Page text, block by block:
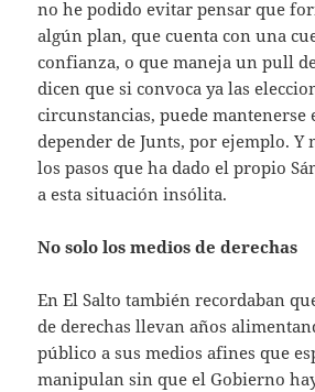
no he podido evitar pensar que
algún plan, que cuenta con una
confianza, o que maneja un pull
dicen que si convoca ya las
circunstancias, puede mantenerse
depender de Junts, por ejemplo. Y
los pasos que ha dado el propio
a esta situación insólita.
No solo los medios de derechas
En El Salto también recordaban
de derechas llevan años
público a sus medios afines que
manipulan sin que el Gobierno